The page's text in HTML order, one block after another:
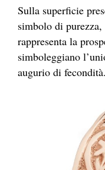
Sulla superficie
simbolo di
rappresenta la
simboleggiano
augurio di fecondità.